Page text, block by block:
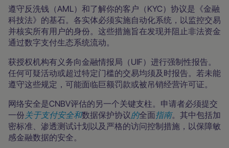
遵守反洗钱（AML）和了解你的客户（KYC）协议是《金融
科技法》的基石。各实体必须实施自动化系统，以监控交易
并核实所有用户的身份。这些措施旨在发现并阻止非法资金
通过数字支付生态系统流动。
获授权机构有义务向金融情报局（UIF）进行强制性报告。
任何可疑活动或超过特定门槛的交易均须及时报告。若未能
遵守这些规定，可能面临巨额罚款或被吊销经营许可证。
网络安全是CNBV评估的另一个关键支柱。申请者必须提交
一份 关于支付安全和数据保护协议的全面指南。其中包括加
密标准、渗透测试计划以及严格的访问控制措施，以保障敏
感金融数据的安全。